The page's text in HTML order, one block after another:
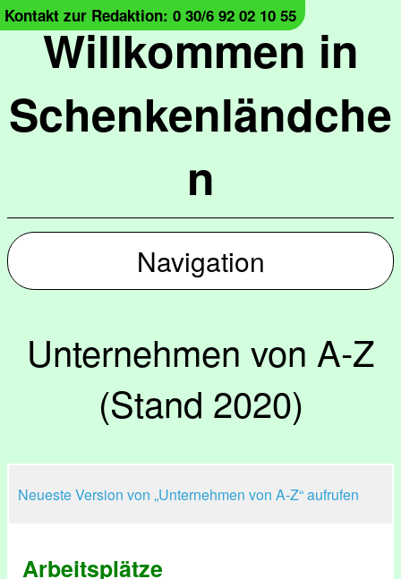
Willkommen in
Schenkenländche
n
Kontakt zur Redaktion: 0 30/6 92 02 10 55
Navigation
Unternehmen von A-Z
(Stand 2020)
Neueste Version von „Unternehmen von A-Z“ aufrufen
Arbeitsplätze